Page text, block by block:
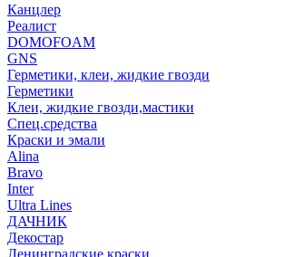
Канцлер
Реалист
DOMOFOAM
GNS
Герметики, клеи, жидкие гвозди
Герметики
Клеи, жидкие гвозди,мастики
Спец.средства
Краски и эмали
Alina
Bravo
Inter
Ultra Lines
ДАЧНИК
Декостар
Ленинградские краски